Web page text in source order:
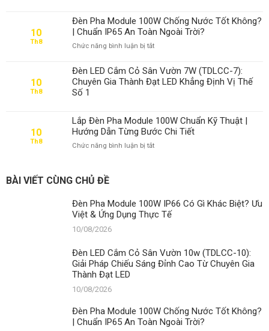
Gì
Khác
Biệt?
Ưu
&
Ứng
Dụng
10
Th8
Đèn Pha Module 100W Chống Nước Tốt Không?
| Chuẩn IP65 An Toàn Ngoài Trời?
Chức năng bình luận bị tắtở
Pha
Module
100W
Tốt
Không?
|
Chuẩn
Trời?
10
Th8
Đèn LED Cắm Cỏ Sân Vườn 7W (TDLCC-7):
Chuyên Gia Thành Đạt LED Khẳng Định Vị Thế
Số 1
10
Th8
Lắp Đèn Pha Module 100W Chuẩn Kỹ Thuật |
Hướng Dẫn Từng Bước Chi Tiết
Chức năng bình luận bị tắtở
Chuẩn
Kỹ
Hướng
Dẫn
Từng
BÀI VIẾT CÙNG CHỦ ĐỀ
Đèn Pha Module 100W IP66 Có Gì Khác Biệt? Ưu
Việt & Ứng Dụng Thực Tế
10/08/2026
Đèn LED Cắm Cỏ Sân Vườn 10w (TDLCC-10):
Giải Pháp Chiếu Sáng Đỉnh Cao Từ Chuyên Gia
Thành Đạt LED
10/08/2026
Đèn Pha Module 100W Chống Nước Tốt Không?
| Chuẩn IP65 An Toàn Ngoài Trời?